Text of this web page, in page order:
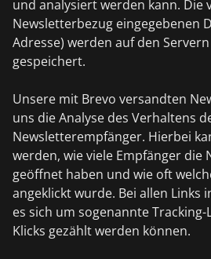
und analysiert werden kann. Die
Newsletterbezug eingegebenen
Adresse) werden auf den
gespeichert.
Unsere mit Brevo versandten
uns die Analyse des Verhaltens
Newsletterempfänger. Hierbei
werden, wie viele Empfänger
geöffnet haben und wie oft
angeklickt wurde. Bei allen Links
es sich um sogenannte
Klicks gezählt werden können.